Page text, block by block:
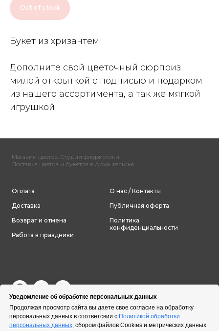
Уведомление об обработке персональных данных
Продолжая просмотр сайта вы даете свое согласие на обработку
персональных данных в соответсвии с Политикой обработки
персональных данных, сбором файлов Cookies и.метрических данных
Out of stock
Букет из хризантем
Дополните свой цветочный сюрприз
милой открыткой с подписью и подарком
из нашего ассортимента, а так же мягкой
игрушкой
Магазин цветов. Студия флористики.
Доставка цветов и букетов в Архангельске
Оплата
Доставка
Возврат и отмена
Работа в праздники
О нас / Контакты
Публичная оферта
Политика
конфиденциальности